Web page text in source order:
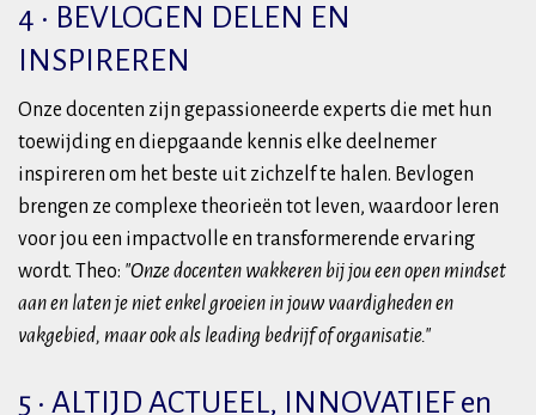
4 • BEVLOGEN DELEN EN
INSPIREREN
Onze docenten zijn gepassioneerde experts die met hun
toewijding en diepgaande kennis elke deelnemer
inspireren om het beste uit zichzelf te halen. Bevlogen
brengen ze complexe theorieën tot leven, waardoor leren
voor jou een impactvolle en transformerende ervaring
wordt. Theo: "Onze docenten wakkeren bij jou een open mindset
aan en laten je niet enkel groeien in jouw vaardigheden en
vakgebied, maar ook als leading bedrijf of organisatie."
5 • ALTIJD ACTUEEL, INNOVATIEF en